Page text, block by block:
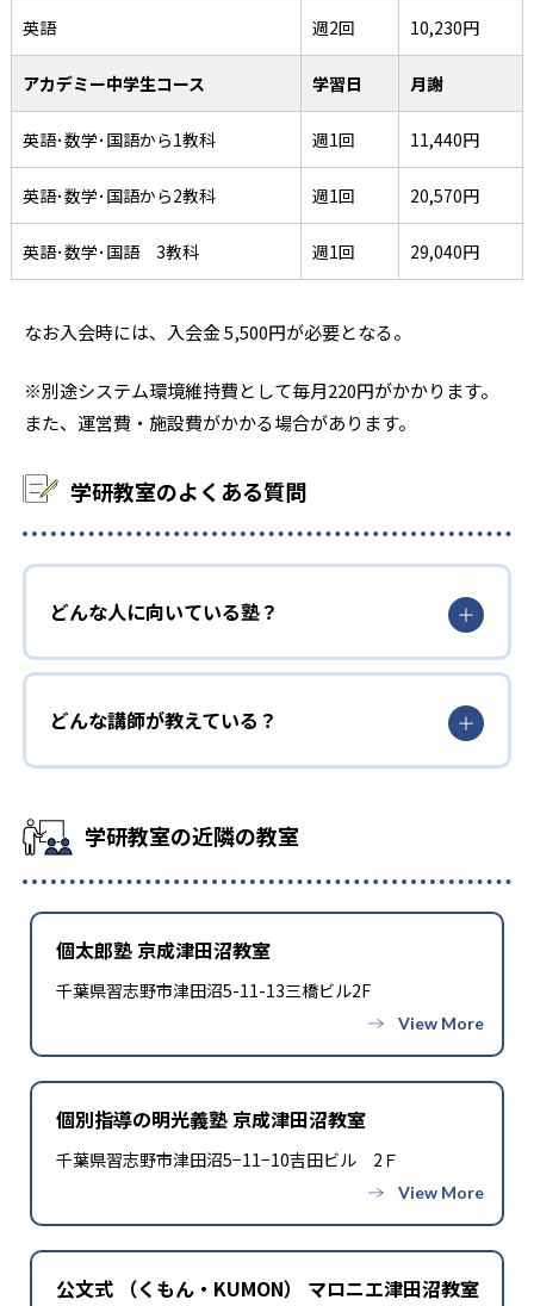
英語 週2回 10,230円
アカデミー中学生コース 学習日 月謝
英語･数学･国語から1教科 週1回 11,440円
英語･数学･国語から2教科 週1回 20,570円
英語･数学･国語 3教科 週1回 29,040円
なお入会時には、入会金 5,500円が必要となる。
※別途システム環境維持費として毎月220円がかかります。
また、運営費・施設費がかかる場合があります。
学研教室のよくある質問
どんな人に向いている塾？
どんな講師が教えている？
学研教室の近隣の教室
個太郎塾 京成津田沼教室
千葉県習志野市津田沼5-11-13三橋ビル2F
個別指導の明光義塾 京成津田沼教室
千葉県習志野市津田沼5−11−10吉田ビル 2Ｆ
公文式 （くもん・KUMON） マロニエ津田沼教室